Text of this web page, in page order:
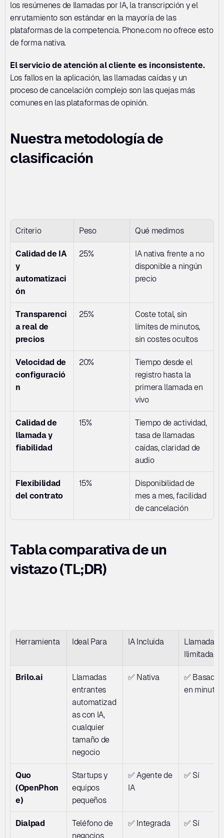
los resúmenes de llamadas por IA, la transcripción y el
enrutamiento son estándar en la mayoría de las
plataformas de la competencia. Phone.com no ofrece esto
de forma nativa.
El servicio de atención al cliente es inconsistente.
Los fallos en la aplicación, las llamadas caídas y un
proceso de cancelación complejo son las quejas más
comunes en las plataformas de opinión.
Nuestra metodología de
clasificación
Criterio Peso Qué medimos
Calidad de IA
y
automatizaci
ón
25%
IA nativa frente a no
disponible a ningún
precio
Transparenci
a real de
precios
25%
Coste total, sin
límites de minutos,
sin costes ocultos
Velocidad de
configuració
n
20%
Tiempo desde el
registro hasta la
primera llamada en
vivo
Calidad de
llamada y
fiabilidad
15%
Tiempo de actividad,
tasa de llamadas
caídas, claridad de
audio
Flexibilidad
del contrato
15%
Disponibilidad de
mes a mes, facilidad
de cancelación
Tabla comparativa de un
vistazo (TL;DR)
Herramienta Ideal Para IA Incluida
Llamadas
Ilimitadas
Brilo.ai
Llamadas
entrantes
automatizad
as con IA,
cualquier
tamaño de
negocio
✅ Nativa
✅ Basado
en minutos
Quo
(OpenPhon
e)
Startups y
equipos
pequeños
✅ Agente de
IA
✅ Sí
Dialpad
Teléfono de
negocios
✅ Integrada ✅ Sí